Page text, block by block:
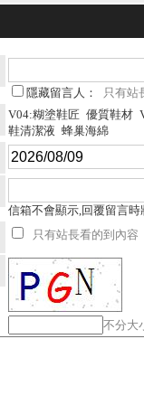
隱藏留言人： 只有站
V04:糊塗鞋匠 優質鞋材
鞋清潔液 蜂巢海綿
信箱不會顯示,回覆留言
只有站長看的到內容
不分大